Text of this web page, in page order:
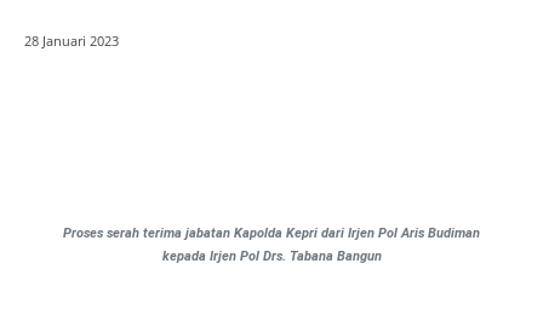
28 Januari 2023
Proses serah terima jabatan Kapolda Kepri dari Irjen Pol Aris Budiman
kepada Irjen Pol Drs. Tabana Bangun